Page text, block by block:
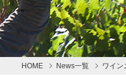
HOME News一覧 ワイン